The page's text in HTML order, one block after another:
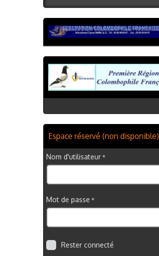
Espace réservé (non disponible)
Nom d'utilisateur
Mot de passe
Rester connecté